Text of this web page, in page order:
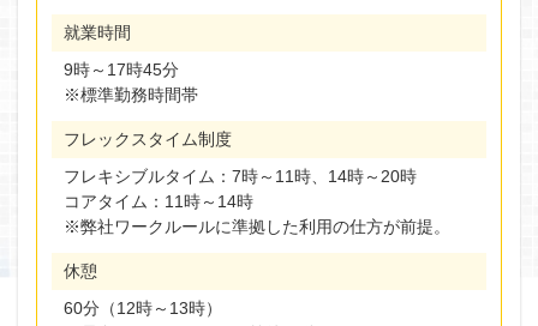
就業時間
9時～17時45分
※標準勤務時間帯
フレックスタイム制度
フレキシブルタイム：7時～11時、14時～20時
コアタイム：11時～14時
※弊社ワークルールに準拠した利用の仕方が前提。
休憩
60分（12時～13時）